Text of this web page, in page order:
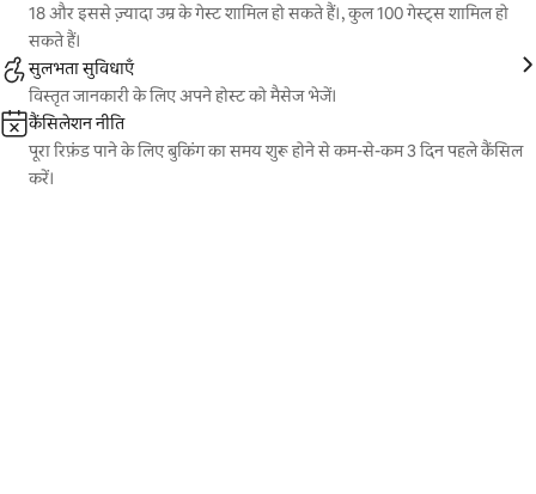
18 और इससे ज़्यादा उम्र के गेस्ट शामिल हो सकते हैं।, कुल 100 गेस्ट्स शामिल हो
सकते हैं।
सुलभता सुविधाएँ
विस्तृत जानकारी के लिए अपने होस्ट को मैसेज भेजें।
कैंसिलेशन नीति
पूरा रिफ़ंड पाने के लिए बुकिंग का समय शुरू होने से कम-से-कम 3 दिन पहले कैंसिल
करें।